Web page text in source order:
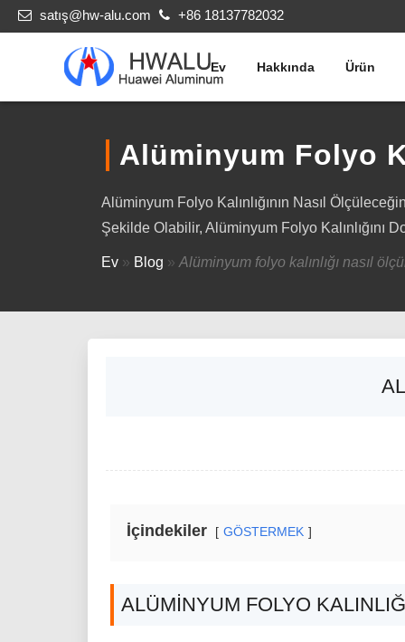
satış@hw-alu.com +86 18137782032
Ev Hakkında Ürün
Alüminyum Folyo
Alüminyum Folyo Kalınlığının Nasıl
Şekilde Olabilir, Alüminyum Folyo Kalınlığını
Ev » Blog » Alüminyum folyo kalınlığı nasıl
İçindekiler GÖSTERMEK
ALÜMINYUM FOLYO